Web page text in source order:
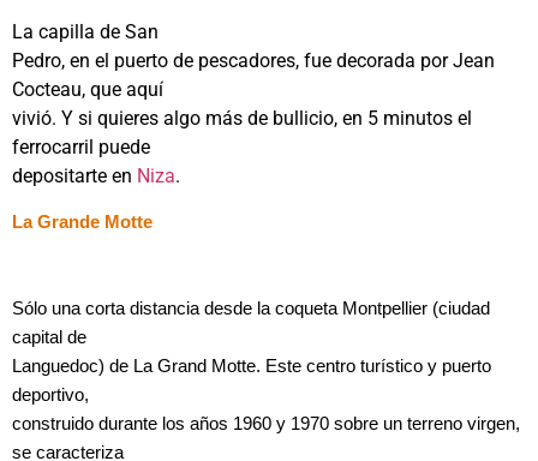
La capilla de San
Pedro, en el puerto de pescadores, fue decorada por Jean
Cocteau, que aquí
vivió. Y si quieres algo más de bullicio, en 5 minutos el
ferrocarril puede
depositarte en Niza.
La Grande Motte
Sólo una corta distancia desde la coqueta Montpellier (ciudad
capital de
Languedoc) de La Grand Motte. Este centro turístico y puerto
deportivo,
construido durante los años 1960 y 1970 sobre un terreno virgen,
se caracteriza